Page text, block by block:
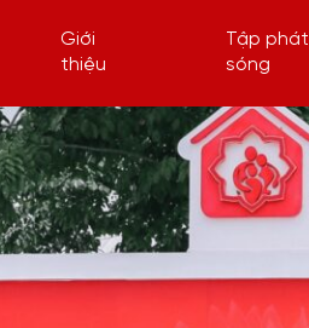
Giới
thiệu
Tập phát
sóng